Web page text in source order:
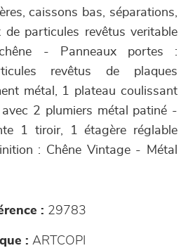
caissons bas, séparations,
de particules revêtus veritable
- Panneaux portes :
revêtus de plaques
métal, 1 plateau coulissant
2 plumiers métal patiné -
1 tiroir, 1 étagère réglable
: Chêne Vintage - Métal
: 29783
: ARTCOPI